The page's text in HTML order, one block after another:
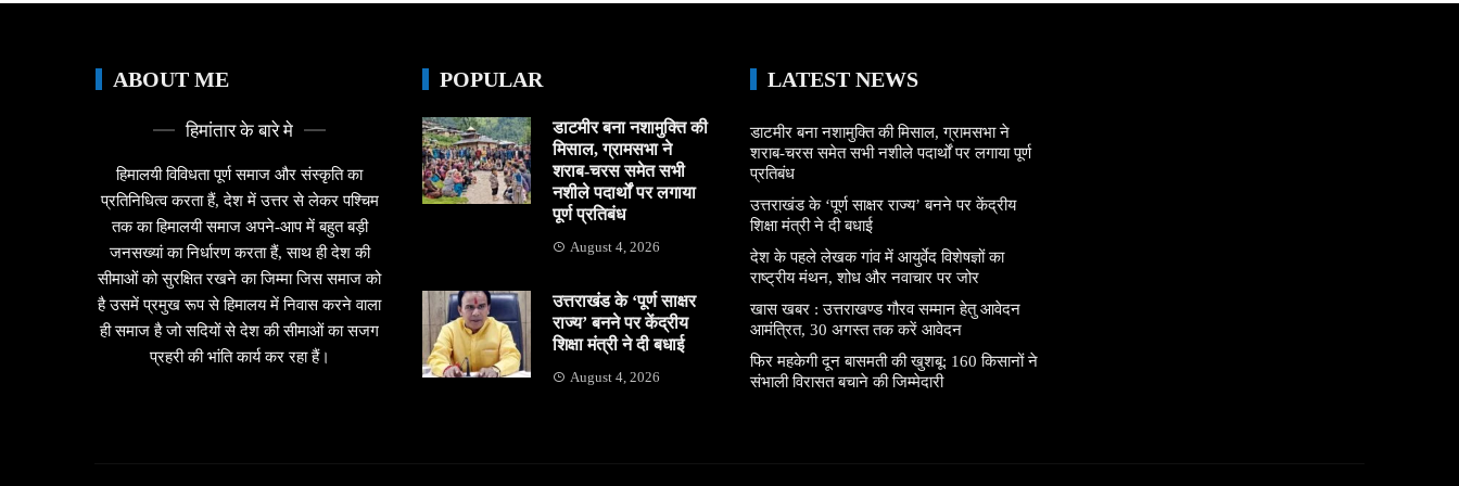
ABOUT ME
हिमांतार के बारे मे
हिमालयी विविधता पूर्ण समाज और संस्कृति का
प्रतिनिधित्व करता हैं, देश में उत्तर से लेकर पश्चिम
तक का हिमालयी समाज अपने-आप में बहुत बड़ी
जनसख्यां का निर्धारण करता हैं, साथ ही देश की
सीमाओं को सुरक्षित रखने का जिम्मा जिस समाज को
है उसमें प्रमुख रूप से हिमालय में निवास करने वाला
ही समाज है जो सदियों से देश की सीमाओं का सजग
प्रहरी की भांति कार्य कर रहा हैं।
POPULAR
डाटमीर बना नशामुक्ति की
मिसाल, ग्रामसभा ने
शराब-चरस समेत सभी
नशीले पदार्थों पर लगाया
पूर्ण प्रतिबंध
August 4, 2026
उत्तराखंड के ‘पूर्ण साक्षर
राज्य’ बनने पर केंद्रीय
शिक्षा मंत्री ने दी बधाई
August 4, 2026
LATEST NEWS
डाटमीर बना नशामुक्ति की मिसाल, ग्रामसभा ने
शराब-चरस समेत सभी नशीले पदार्थों पर लगाया पूर्ण
प्रतिबंध
उत्तराखंड के ‘पूर्ण साक्षर राज्य’ बनने पर केंद्रीय
शिक्षा मंत्री ने दी बधाई
देश के पहले लेखक गांव में आयुर्वेद विशेषज्ञों का
राष्ट्रीय मंथन, शोध और नवाचार पर जोर
खास खबर : उत्तराखण्ड गौरव सम्मान हेतु आवेदन
आमंत्रित, 30 अगस्त तक करें आवेदन
फिर महकेगी दून बासमती की खुशबू: 160 किसानों ने
संभाली विरासत बचाने की जिम्मेदारी